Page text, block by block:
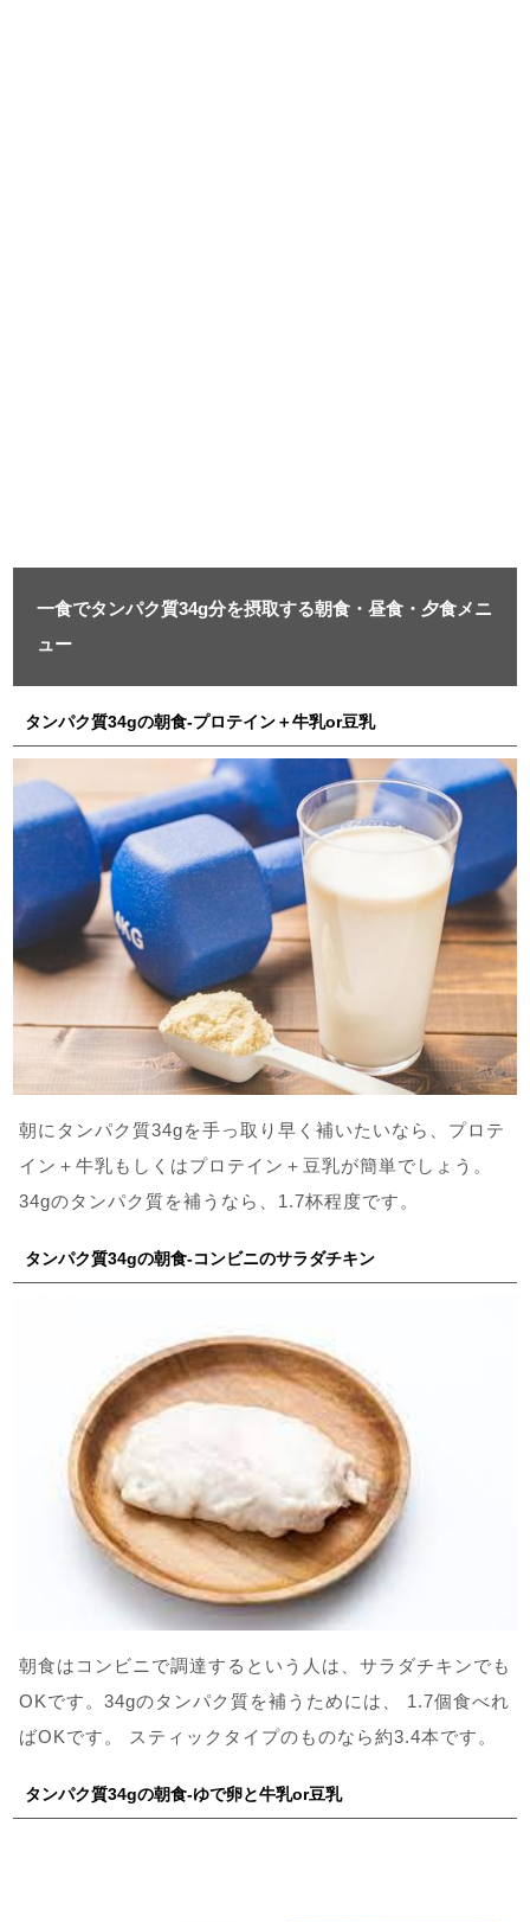
一食でタンパク質34g分を摂取する朝食・昼食・夕食メニ
ュー
タンパク質34gの朝食-プロテイン＋牛乳or豆乳
朝にタンパク質34gを手っ取り早く補いたいなら、プロテ
イン＋牛乳もしくはプロテイン＋豆乳が簡単でしょう。
34gのタンパク質を補うなら、1.7杯程度です。
タンパク質34gの朝食-コンビニのサラダチキン
朝食はコンビニで調達するという人は、サラダチキンでも
OKです。34gのタンパク質を補うためには、 1.7個食べれ
ばOKです。 スティックタイプのものなら約3.4本です。
タンパク質34gの朝食-ゆで卵と牛乳or豆乳